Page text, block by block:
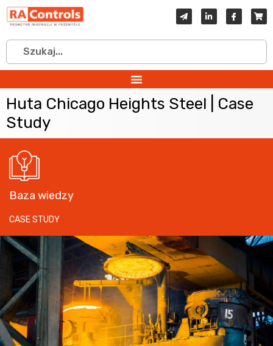
Baza wiedzy
CASE STUDY
Huta Chicago Heights Steel | Case
Study